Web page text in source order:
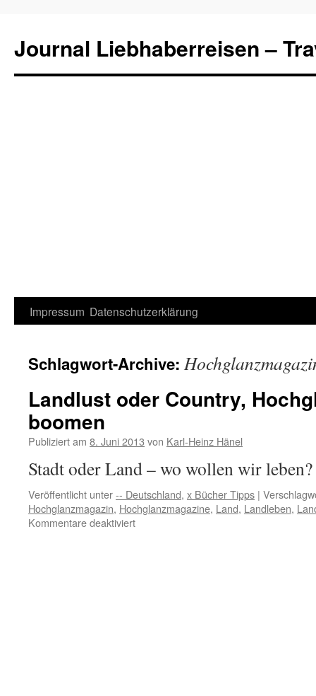
Journal Liebhaberreisen –
Zum
springen
Impressum Datenschutzerklärung
Schlagwort-Archive:
Landlust oder Country,
boomen
Publiziert am 8. Juni 2013 von Karl-Heinz Hänel
Stadt oder Land – wo wollen wir leben?
Veröffentlicht unter-- Deutschland, x Bücher Tipps |
Hochglanzmagazin, Hochglanzmagazine, Land, Landleben,
Kommentare deaktiviertfür